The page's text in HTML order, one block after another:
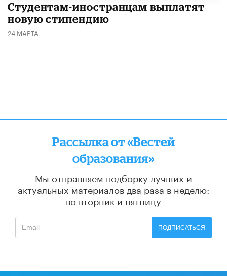
Студентам-иностранцам выплатят
новую стипендию
24 МАРТА
Рассылка от «Вестей
образования»
Мы отправляем подборку лучших и
актуальных материалов два раза в неделю:
во вторник и пятницу
ПОДПИСАТЬСЯ